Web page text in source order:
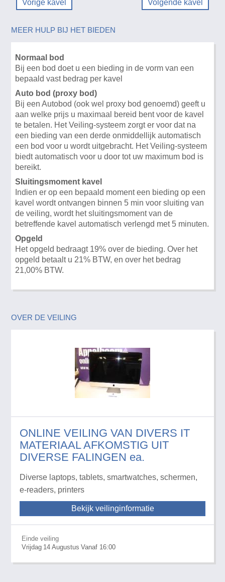
Vorige kavel Volgende kavel
MEER HULP BIJ HET BIEDEN
Normaal bod
Bij een bod doet u een bieding in de vorm van een
bepaald vast bedrag per kavel
Auto bod (proxy bod)
Bij een Autobod (ook wel proxy bod genoemd) geeft u
aan welke prijs u maximaal bereid bent voor de kavel
te betalen. Het Veiling-systeem zorgt er voor dat na
een bieding van een derde onmiddellijk automatisch
een bod voor u wordt uitgebracht. Het Veiling-systeem
biedt automatisch voor u door tot uw maximum bod is
bereikt.
Sluitingsmoment kavel
Indien er op een bepaald moment een bieding op een
kavel wordt ontvangen binnen 5 min voor sluiting van
de veiling, wordt het sluitingsmoment van de
betreffende kavel automatisch verlengd met 5 minuten.
Opgeld
Het opgeld bedraagt 19% over de bieding. Over het
opgeld betaalt u 21% BTW, en over het bedrag
21,00% BTW.
OVER DE VEILING
ONLINE VEILING VAN DIVERS IT
MATERIAAL AFKOMSTIG UIT
DIVERSE FALINGEN ea.
Diverse laptops, tablets, smartwatches, schermen,
e-readers, printers
Bekijk veilinginformatie
Einde veiling
Vrijdag 14 Augustus Vanaf 16:00